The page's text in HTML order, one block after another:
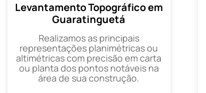
Levantamento Topográfico em
Guaratinguetá
Realizamos as principais
representações planimétricas ou
altimétricas com precisão em carta
ou planta dos pontos notáveis na
área de sua construção.